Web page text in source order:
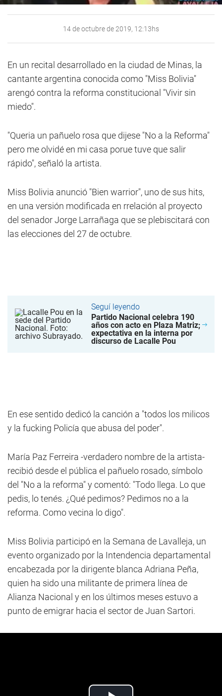
14 de octubre de 2019, 12:13hs
En un recital desarrollado en la ciudad de Minas, la
cantante argentina conocida como "Miss Bolivia"
arengó contra la reforma constitucional "Vivir sin
miedo".
"Queria un pañuelo rosa que dijese "No a la Reforma"
pero me olvidé en mi casa porue tuve que salir
rápido", señaló la artista.
Miss Bolivia anunció "Bien warrior", uno de sus hits,
en una versión modificada en rrelación al proyecto
del senador Jorge Larrañaga que se plebiscitará con
las elecciones del 27 de octubre.
Seguí leyendo
Partido Nacional celebra 190
años con acto en Plaza Matriz;
expectativa en la interna por
discurso de Lacalle Pou
En ese sentido dedicó la canción a "todos los milicos
y la fucking Policía que abusa del poder".
María Paz Ferreira -verdadero nombre de la artista-
recibió desde el pública el pañuelo rosado, símbolo
del "No a la reforma" y comentó: "Todo llega. Lo que
pedis, lo tenés. ¿Qué pedimos? Pedimos no a la
reforma. Como vecina lo digo".
Miss Bolivia participó en la Semana de Lavalleja, un
evento organizado por la Intendencia departamental
encabezada por la dirigente blanca Adriana Peña,
quien ha sido una militante de primera línea de
Alianza Nacional y en los últimos meses estuvo a
punto de emigrar hacia el sector de Juan Sartori.